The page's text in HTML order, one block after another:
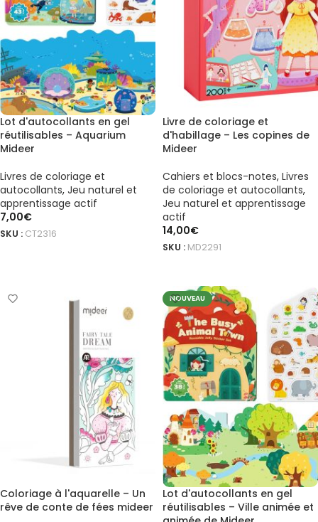
Lot d'autocollants en gel
réutilisables – Aquarium
Mideer
Livres de coloriage et
autocollants, Jeu naturel et
apprentissage actif
7,00€
SKU : CT2316
Livre de coloriage et
d'habillage – Les copines de
Mideer
Cahiers et blocs-notes, Livres
de coloriage et autocollants,
Jeu naturel et apprentissage
actif
14,00€
SKU : MD2291
Coloriage à l'aquarelle – Un
rêve de conte de fées mideer
NOUVEAU
Lot d'autocollants en gel
réutilisables – Ville animée et